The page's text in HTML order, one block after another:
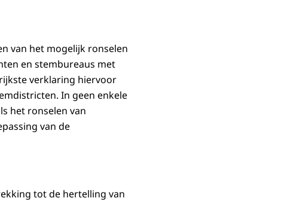
van het mogelijk ronselen
en stembureaus met
verklaring hiervoor
In geen enkele
het ronselen van
van de
tot de hertelling van